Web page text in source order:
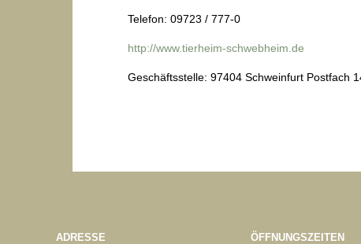
Telefon: 09723 / 777-0
http://www.tierheim-schwebheim.de
Geschäftsstelle: 97404 Schweinfurt Postfach
ADRESSE ÖFFNUNGSZEITEN